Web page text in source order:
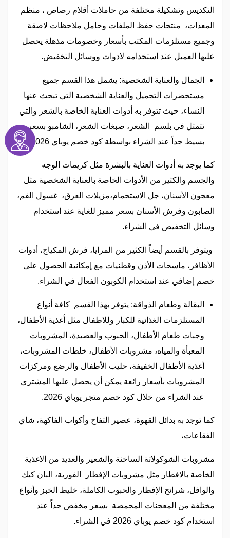
التكديس وتشكيلة مختلفة من حاملات أقلام رصاص ، منظم
المعدات، منتجات حفظ الملفات وحامل ملاحظات لاصقة
وجميع مستلزمات المكتب بأسعار وخصومات مذهلة يحصل
عليها العميل عند استخدامه لادوات ووسائل التخفيض.
الجمال والعناية الشخصية: يشمل هذا القسم جميع
مستحضرات التجميل والعناية الشخصية التي تبحث عنها
النساء، حيث تتوفر به أدوات العناية الخاصة بالشعر والتي
تتمثل في بلسم الشعر، صبغات الشعر، الشامبو بسعر
بسيط جداً عند الشراء بواسطة كود خصم يوباي 2026.
كما يوجد به أدوات العناية بالبشرة مثل كريمات الوجه
والجسم والكثير من الأدوات الخاصة بالعناية الشخصية مثل
معجون الأسنان، جل الاستحمام،مزيلات العرق، غسول الفم،
الصابون وفرش الأسنان بسعر مميز للغاية عند استخدام
وسائل التخفيض في الشراء.
ويتوفر بالقسم أيضاً الكثير من المرايا، فرش المكياج، أدوات
الأظافر، ماسحات الأذن وقطنيات مع إمكانية الحصول على
خصم إضافي عند استخدام الكوبون الفعال في الشراء.
البقالة وطعام الذواقة: يتوفر بهذا القسم كافة أنواع
المستلزمات الغذائية للكبار وللاطفال مثل أغذية الأطفال،
وجبات طعام الأطفال، الحبوب والعصيدة، المشروبات
المعبأة والمياه، مشروبات الأطفال، خلطات المشروبات،
أغذية الأطفال الخفيفة، حليب الأطفال والرضع ومركزات
المشروبات بأسعار رائعة يمكن أن يحصل عليها المشتري
عند الشراء من خلال كود خصم متجر يوباي 2026.
كما توجد به بدائل القهوة، عصير التفاح وأكواب الفاكهة، شاي
الفقاعات،
مشروبات الشوكولاتة الساخنة والشعير والعديد من الاغذية
الخاصة بالافطار مثل مشروبات الإفطار الفورية، البان كيك
والوافل، شرائح الإفطار والحبوب الكاملة، خليط الخبز وأنواع
مختلفة من المعجنات المحمصة بسعر مخفض جداً عند
استخدام كود خصم يوباي 2026 في الشراء.